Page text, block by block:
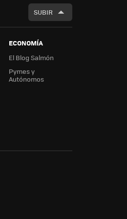
SUBIR
ECONOMÍA
El Blog Salmón
Pymes y
Autónomos